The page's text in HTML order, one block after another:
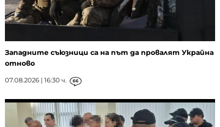
Западните съюзници са на път да провалят Украйна
отново
07.08.2026 | 16:30 ч. 66